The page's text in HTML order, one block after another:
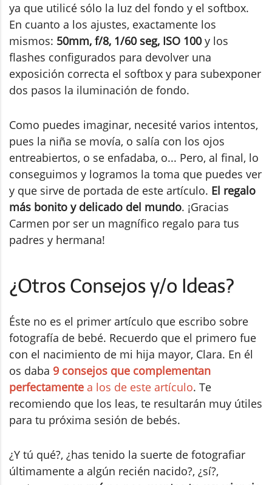
ya que utilicé sólo la luz del fondo y el softbox.
En cuanto a los ajustes, exactamente los
mismos: 50mm, f/8, 1/60 seg, ISO 100y los
flashes configurados para devolver una
exposición correcta el softbox y para subexponer
dos pasos la iluminación de fondo.
Como puedes imaginar, necesité varios intentos,
pues la niña se movía, o salía con los ojos
entreabiertos, o se enfadaba, o... Pero, al final, lo
conseguimos y logramos la toma que puedes ver
y que sirve de portada de este artículo. El regalo
más bonito y delicado del mundo. ¡Gracias
Carmen por ser un magnífico regalo para tus
padres y hermana!
¿Otros Consejos y/o Ideas?
Éste no es el primer artículo que escribo sobre
fotografía de bebé. Recuerdo que el primero fue
con el nacimiento de mi hija mayor, Clara. En él
os daba 9 consejos que complementan
perfectamente a los de este artículo. Te
recomiendo que los leas, te resultarán muy útiles
para tu próxima sesión de bebés.
¿Y tú qué?, ¿has tenido la suerte de fotografiar
últimamente a algún recién nacido?, ¿sí?,